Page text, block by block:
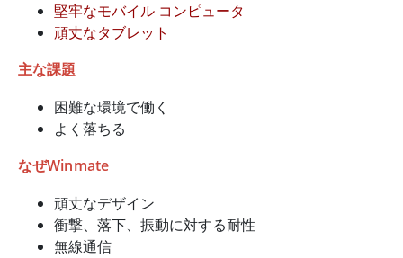
堅牢なモバイル コンピュータ
頑丈なタブレット
主な課題
困難な環境で働く
よく落ちる
なぜWinmate
頑丈なデザイン
衝撃、落下、振動に対する耐性
無線通信